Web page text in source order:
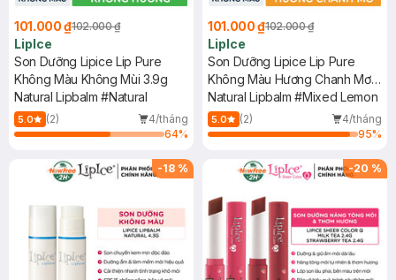
101.000 ₫102.000 ₫
LipIce
Son Dưỡng Lipice Lip Pure
Không Màu Không Mùi 3.9g
Natural Lipbalm #Natural
5.0 (2)
4/tháng
64%
101.000 ₫102.000 ₫
LipIce
Son Dưỡng Lipice Lip Pure
Không Màu Hương Chanh Mơ
3.9g
Natural Lipbalm #Mixed Lemon
5.0 (2)
4/tháng
95%
-18 % -20 %